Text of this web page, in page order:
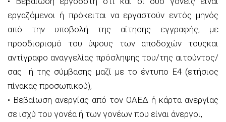
εργαζόμενοι ή πρόκειται να εργαστούν εντός μηνός
από την υποβολή της αίτησης εγγραφής, με
προσδιορισμό του ύψους των αποδοχών τουςκαι
αντίγραφο αναγγελίας πρόσληψης του/της αιτούντος/
σας ή της σύμβασης μαζί με το έντυπο Ε4 (ετήσιος
πίνακας προσωπικού),
• Βεβαίωση ανεργίας από τον ΟΑΕΔ ή κάρτα ανεργίας
σε ισχύ του γονέα ή των γονέων που είναι άνεργοι,